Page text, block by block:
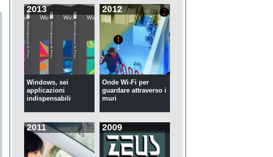
2013
Windows, sei
applicazioni
indispensabili
2012
Onde Wi-Fi per
guardare attraverso i
muri
2011 2009